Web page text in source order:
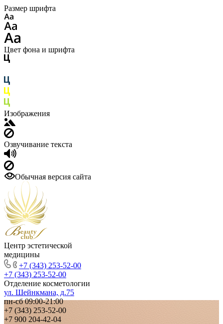
Размер шрифта
Цвет фона и шрифта
Изображения
Озвучивание текста
Обычная версия сайта
Центр эстетической
медицины
+7 (343) 253-52-00
+7 (343) 253-52-00
Отделение косметологии
ул. Шейнкмана, д.75
пн-сб 09:00-21:00
+7 (343) 253-52-00
+7 900 204-42-04